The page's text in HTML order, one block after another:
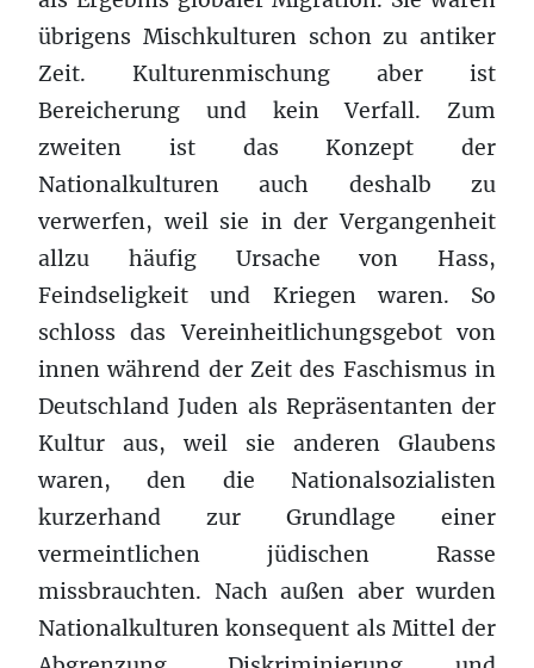
übrigens Mischkulturen schon zu antiker
Zeit. Kulturenmischung aber ist
Bereicherung und kein Verfall. Zum
zweiten ist das Konzept der
Nationalkulturen auch deshalb zu
verwerfen, weil sie in der Vergangenheit
allzu häufig Ursache von Hass,
Feindseligkeit und Kriegen waren. So
schloss das Vereinheitlichungsgebot von
innen während der Zeit des Faschismus in
Deutschland Juden als Repräsentanten der
Kultur aus, weil sie anderen Glaubens
waren, den die Nationalsozialisten
kurzerhand zur Grundlage einer
vermeintlichen jüdischen Rasse
missbrauchten. Nach außen aber wurden
Nationalkulturen konsequent als Mittel der